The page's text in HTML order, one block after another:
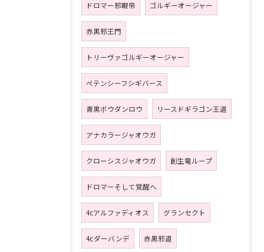
ドロマー邪眼帝 ゴルギーオージャー
赤黒邪王門
トリーヴァゴルギーオージャー
ペテンシーフシギバース
青黒ボウダンロウ リースドギラゴン王道
アナカラージャオウガ
クローシスジャオウガ 創生竜ループ
ドロマーそして覚醒へ
4cアルファディオス グランセクト
4ⅽダーバンデ 赤黒邪道